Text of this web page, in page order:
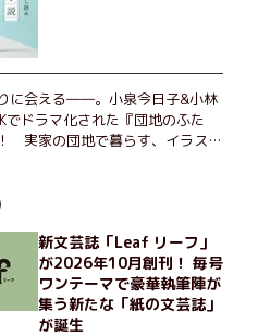
に会える――。小泉今日子&小林
でドラマ化された『団地のふた
実家の団地で暮らす、イラスト
楽しんだり、近所のおばちゃんの
げたり、部屋でふたりだけの「台
たり。50代独身、幼なじみの変
やかな幸せの日々を描く。
新文芸誌「Leaf リーフ」
が2026年10月創刊！ 毎号
ワンテーマで豪華執筆陣が
集う新たな「紙の文芸誌」
が誕生